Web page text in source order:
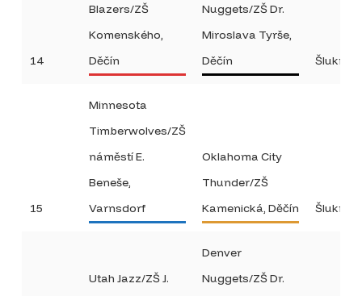
14
Blazers/ZŠ
Komenského,
Děčín
Nuggets/ZŠ Dr.
Miroslava Tyrše,
Děčín
Šluknov
15
Minnesota
Timberwolves/ZŠ
náměstí E.
Beneše,
Varnsdorf
Oklahoma City
Thunder/ZŠ
Kamenická, Děčín
Šluknov
Utah Jazz/ZŠ J.
Denver
Nuggets/ZŠ Dr.